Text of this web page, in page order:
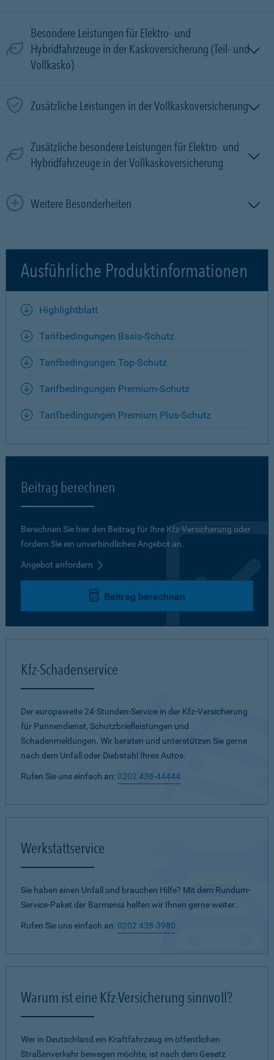
Besondere Leistungen für Elektro- und
Hybridfahrzeuge in der Kaskoversicherung (Teil- und
Vollkasko)
Zusätzliche Leistungen in der Vollkaskoversicherung
Zusätzliche besondere Leistungen für Elektro- und
Hybridfahrzeuge in der Vollkaskoversicherung
Weitere Besonderheiten
Ausführliche Produktinformationen
Highlightblatt
Tarifbedingungen Basis-Schutz
Tarifbedingungen Top-Schutz
Tarifbedingungen Premium-Schutz
Tarifbedingungen Premium Plus-Schutz
Beitrag berechnen
Berechnen Sie hier den Beitrag für Ihre Kfz-Versicherung oder
fordern Sie ein unverbindliches Angebot an.
Angebot anfordern
Beitrag berechnen
Kfz-Schadenservice
Der europaweite 24-Stunden-Service in der Kfz-Versicherung
für Pannendienst, Schutzbriefleistungen und
Schadenmeldungen. Wir beraten und unterstützen Sie gerne
nach dem Unfall oder Diebstahl Ihres Autos.
Rufen Sie uns einfach an: 0202 438-44444
Werkstattservice
Sie haben einen Unfall und brauchen Hilfe? Mit dem Rundum-
Service-Paket der Barmenia helfen wir Ihnen gerne weiter.
Rufen Sie uns einfach an: 0202 438-3980
Warum ist eine Kfz-Versicherung sinnvoll?
Wer in Deutschland ein Kraftfahrzeug im öffentlichen
Straßenverkehr bewegen möchte, ist nach dem Gesetz